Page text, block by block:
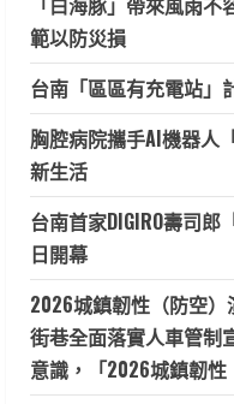
範以防災損
台南「區區有充電站」
胸腔病院攜手AI機器人
新生活
台南首家DIGIRO壽司
日開幕
2026城鎮韌性（防空
街巷全面落實人車管制
意識，「2026城鎮韌性